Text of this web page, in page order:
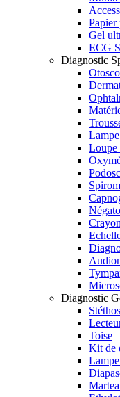
Papier
Gel
ECG
Diagnostic
Loupe
Diagnostic
Toise
Kit de